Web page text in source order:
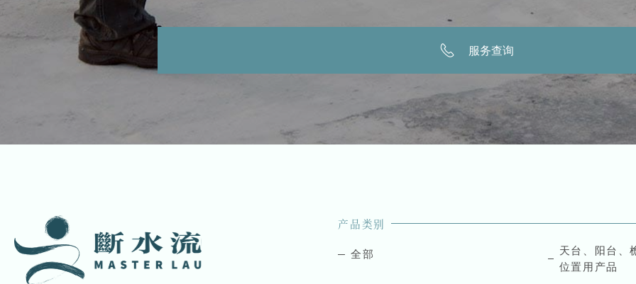
服务查询
产品类别
全部
天台、阳台、
位置用产品